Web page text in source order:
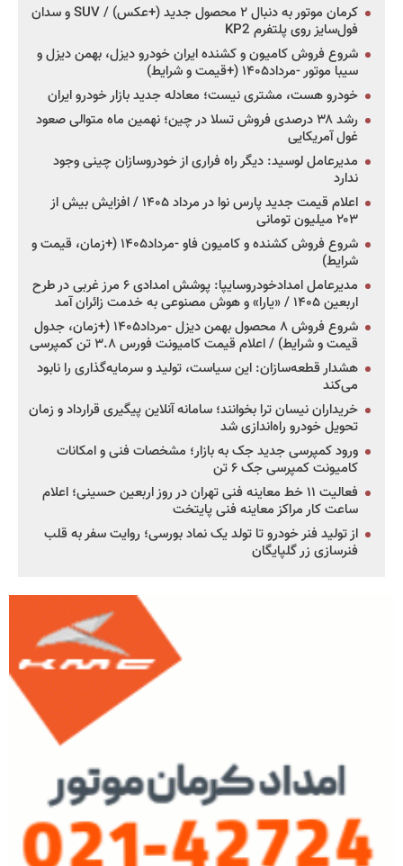
کرمان موتور به دنبال ۲ محصول جدید (+عکس) / SUV و سدان
فول‌سایز روی پلتفرم KP2
شروع فروش کامیون و کشنده ایران خودرو دیزل، بهمن دیزل و
سیبا موتور -مرداد۱۴۰۵ (+قیمت و شرایط)
خودرو هست، مشتری نیست؛ معادله جدید بازار خودرو ایران
رشد ۳۸ درصدی فروش تسلا در چین؛ نهمین ماه متوالی صعود
غول آمریکایی
مدیرعامل لوسید: دیگر راه فراری از خودروسازان چینی وجود
ندارد
اعلام قیمت جدید پارس نوا در مرداد ۱۴۰۵ / افزایش بیش از
۲۰۳ میلیون تومانی
شروع فروش کشنده و کامیون فاو -مرداد۱۴۰۵ (+زمان، قیمت و
شرایط)
مدیرعامل امدادخودروسایپا: پوشش امدادی ۶ مرز غربی در طرح
اربعین ۱۴۰۵ / «یارا» و هوش مصنوعی به خدمت زائران آمد
شروع فروش ۸ محصول بهمن دیزل -مرداد۱۴۰۵ (+زمان، جدول
قیمت و شرایط) / اعلام قیمت کامیونت فورس ۳.۸ تن کمپرسی
هشدار قطعه‌سازان: این سیاست، تولید و سرمایه‌گذاری را نابود
می‌کند
خریداران نیسان ترا بخوانند؛ سامانه آنلاین پیگیری قرارداد و زمان
تحویل خودرو راه‌اندازی شد
ورود کمپرسی جدید جک به بازار؛ مشخصات فنی و امکانات
کامیونت کمپرسی جک ۶ تن
فعالیت ۱۱ خط معاینه فنی تهران در روز اربعین حسینی؛ اعلام
ساعت کار مراکز معاینه فنی پایتخت
از تولید فنر خودرو تا تولد یک نماد بورسی؛ روایت سفر به قلب
فنرسازی زر گلپایگان